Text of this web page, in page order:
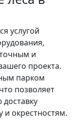
услугой
и
проекта.
парком
позволяет
и окрестностям.